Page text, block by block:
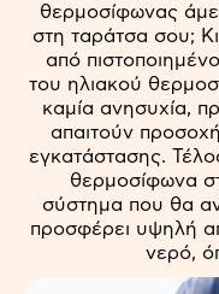
θερμοσίφωνας
στη ταράτσα σου; Κι
από
του ηλιακού
καμία ανησυχία,
απαιτούν
εγκατάστασης.
θερμοσίφωνα
σύστημα που θα
προσφέρει υψηλή
νερό,